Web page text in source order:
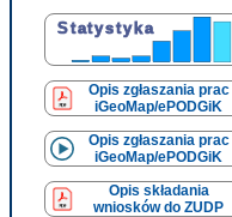
Opis zgłaszania prac
iGeoMap/ePODGiK
Opis zgłaszania prac
iGeoMap/ePODGiK
Opis składania
wniosków do ZUDP